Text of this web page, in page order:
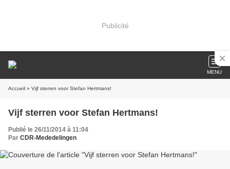
Publicité
MENU
Accueil » Vijf sterren voor Stefan Hertmans!
Vijf sterren voor Stefan Hertmans!
Publié le 26/11/2014 à 11:04
Par CDR-Mededelingen